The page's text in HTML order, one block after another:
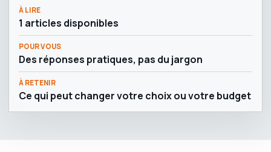
À LIRE
1 articles disponibles
POUR VOUS
Des réponses pratiques, pas du jargon
À RETENIR
Ce qui peut changer votre choix ou votre budget